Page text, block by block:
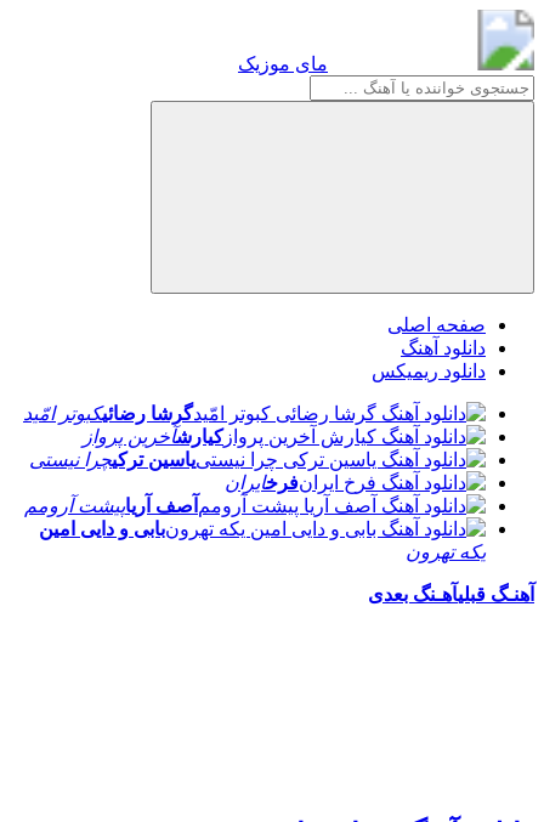
مای موزیک
صفحه اصلی
دانلود آهنگ
دانلود ریمیکس
گرشا رضائیکبوتر امّید
کیارشآخرین پرواز
یاسین ترکیچرا نیستی
فرخایران
آصف آریاپیشت آرومم
بابی و دایی امین
یکه تهرون
آهنـگ قبلیآهـنگ بعدی